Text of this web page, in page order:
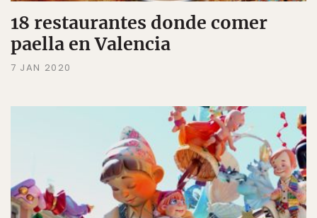
18 restaurantes donde comer
paella en Valencia
7 JAN 2020